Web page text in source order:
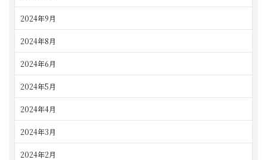
2024年9月
2024年8月
2024年6月
2024年5月
2024年4月
2024年3月
2024年2月